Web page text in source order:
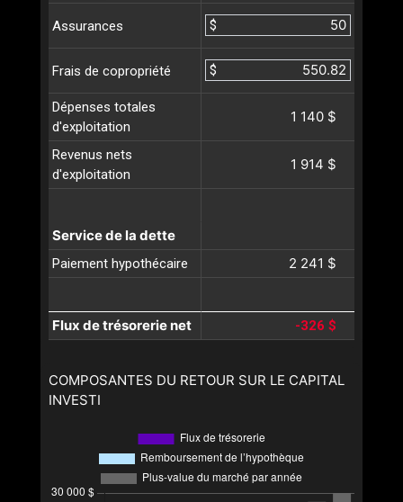
Assurances $
Frais de copropriété $
Dépenses totales
d'exploitation
1 140 $
Revenus nets
d'exploitation
1 914 $
Service de la dette
Paiement hypothécaire 2 241 $
Flux de trésorerie net -326 $
COMPOSANTES DU RETOUR SUR LE CAPITAL
INVESTI